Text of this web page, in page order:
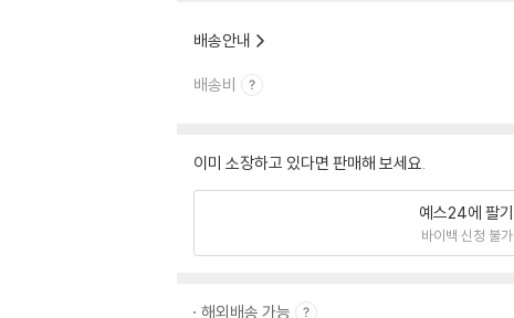
배송안내
배송비
이미 소장하고 있다면 판매해 보세요.
예스24에 팔기
바이백 신청 불가
해외배송 가능